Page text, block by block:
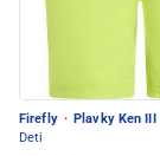
Firefly · Plavky Ken III
Deti